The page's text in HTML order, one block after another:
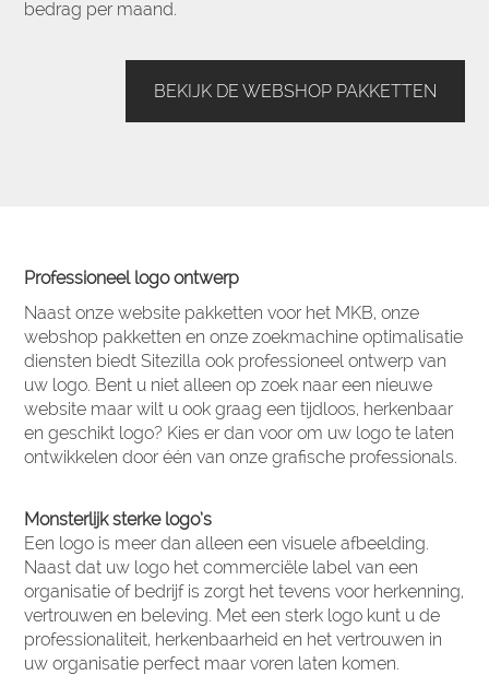
bedrag per maand.
BEKIJK DE WEBSHOP PAKKETTEN
Professioneel logo ontwerp
Naast onze website pakketten voor het MKB, onze
webshop pakketten en onze zoekmachine optimalisatie
diensten biedt Sitezilla ook professioneel ontwerp van
uw logo. Bent u niet alleen op zoek naar een nieuwe
website maar wilt u ook graag een tijdloos, herkenbaar
en geschikt logo? Kies er dan voor om uw logo te laten
ontwikkelen door één van onze grafische professionals.
Monsterlijk sterke logo’s
Een logo is meer dan alleen een visuele afbeelding.
Naast dat uw logo het commerciële label van een
organisatie of bedrijf is zorgt het tevens voor herkenning,
vertrouwen en beleving. Met een sterk logo kunt u de
professionaliteit, herkenbaarheid en het vertrouwen in
uw organisatie perfect maar voren laten komen.